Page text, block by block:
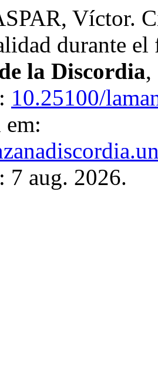
Víctor.
durante
la Discordia,
10.25100/
7 aug. 2026.